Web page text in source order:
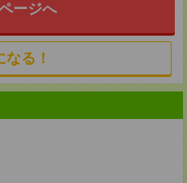
ージへ
なる！